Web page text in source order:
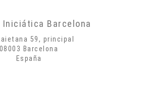
Iniciática Barcelona
59, principal
08003 Barcelona
España